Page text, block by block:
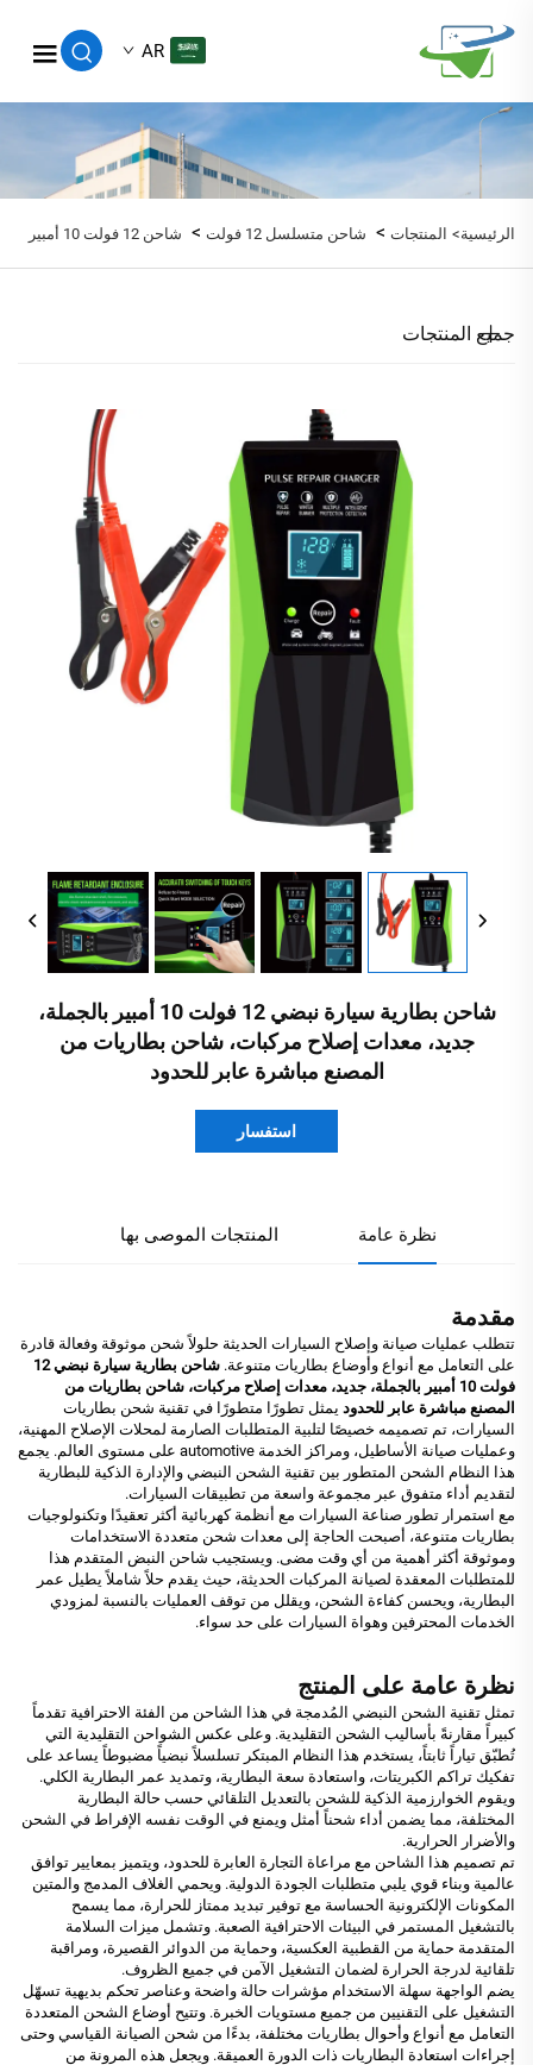
AR
الرئيسية> المنتجات > شاحن متسلسل 12 فولت > شاحن 12 فولت 10 أمبير
جميع المنتجات
شاحن بطارية سيارة نبضي 12 فولت 10 أمبير بالجملة،
جديد، معدات إصلاح مركبات، شاحن بطاريات من
المصنع مباشرة عابر للحدود
استفسار
نظرة عامة المنتجات الموصى بها
مقدمة
تتطلب عمليات صيانة وإصلاح السيارات الحديثة حلولاً شحن موثوقة وفعالة قادرة
على التعامل مع أنواع وأوضاع بطاريات متنوعة.
شاحن بطارية سيارة نبضي 12
فولت 10 أمبير بالجملة، جديد، معدات إصلاح مركبات، شاحن بطاريات من
المصنع مباشرة عابر للحدود يمثل تطورًا متطورًا في تقنية شحن بطاريات
السيارات، تم تصميمه خصيصًا لتلبية المتطلبات الصارمة لمحلات الإصلاح المهنية،
وعمليات صيانة الأساطيل، ومراكز الخدمة automotive على مستوى العالم. يجمع
هذا النظام الشحن المتطور بين تقنية الشحن النبضي والإدارة الذكية للبطارية
لتقديم أداء متفوق عبر مجموعة واسعة من تطبيقات السيارات.
مع استمرار تطور صناعة السيارات مع أنظمة كهربائية أكثر تعقيدًا وتكنولوجيات
بطاريات متنوعة، أصبحت الحاجة إلى معدات شحن متعددة الاستخدامات
وموثوقة أكثر أهمية من أي وقت مضى. ويستجيب شاحن النبض المتقدم هذا
للمتطلبات المعقدة لصيانة المركبات الحديثة، حيث يقدم حلاً شاملاً يطيل عمر
البطارية، ويحسن كفاءة الشحن، ويقلل من توقف العمليات بالنسبة لمزودي
الخدمات المحترفين وهواة السيارات على حد سواء.
نظرة عامة على المنتج
تمثل تقنية الشحن النبضي المُدمجة في هذا الشاحن من الفئة الاحترافية تقدماً
كبيراً مقارنةً بأساليب الشحن التقليدية. وعلى عكس الشواحن التقليدية التي
تُطبّق تياراً ثابتاً، يستخدم هذا النظام المبتكر تسلسلاً نبضياً مضبوطاً يساعد على
تفكيك تراكم الكبريتات، واستعادة سعة البطارية، وتمديد عمر البطارية الكلي.
ويقوم الخوارزمية الذكية للشحن بالتعديل التلقائي حسب حالة البطارية
المختلفة، مما يضمن أداء شحناً أمثل ويمنع في الوقت نفسه الإفراط في الشحن
والأضرار الحرارية.
تم تصميم هذا الشاحن مع مراعاة التجارة العابرة للحدود، ويتميز بمعايير توافق
عالمية وبناء قوي يلبي متطلبات الجودة الدولية. ويحمي الغلاف المدمج والمتين
المكونات الإلكترونية الحساسة مع توفير تبديد ممتاز للحرارة، مما يسمح
بالتشغيل المستمر في البيئات الاحترافية الصعبة. وتشمل ميزات السلامة
المتقدمة حماية من القطبية العكسية، وحماية من الدوائر القصيرة، ومراقبة
تلقائية لدرجة الحرارة لضمان التشغيل الآمن في جميع الظروف.
يضم الواجهة سهلة الاستخدام مؤشرات حالة واضحة وعناصر تحكم بديهية تسهّل
التشغيل على التقنيين من جميع مستويات الخبرة. وتتيح أوضاع الشحن المتعددة
التعامل مع أنواع وأحوال بطاريات مختلفة، بدءًا من شحن الصيانة القياسي وحتى
إجراءات استعادة البطاريات ذات الدورة العميقة. ويجعل هذه المرونة من